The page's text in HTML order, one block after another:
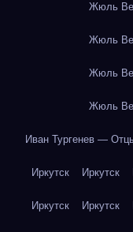
Жюль
Жюль
Жюль
Жюль
Иван Тургенев —
Иркутск Иркутск
Иркутск Иркутск